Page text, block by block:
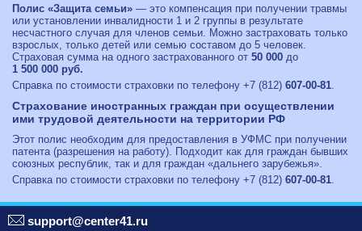
Полис «Защита семьи» — это компенсация при получении травмы
или установлении инвалидности 1 и 2 группы в результате
несчастного случая для членов семьи. Можно застраховать только
взрослых, только детей или семью составом до 5 человек.
Страховая сумма на одного застрахованного от 50 000 до
1 500 000 руб.
Справка по стоимости страховки по телефону +7 (812) 607-00-81.
Cтрахование иностранных граждан при осуществлении
ими трудовой деятельности на территории РФ
Этот полис необходим для предоставления в УФМС при получении
патента (разрешения на работу). Подходит как для граждан бывших
союзных республик, так и для граждан «дальнего зарубежья».
Справка по стоимости страховки по телефону +7 (812) 607-00-81.
support@center41.ru